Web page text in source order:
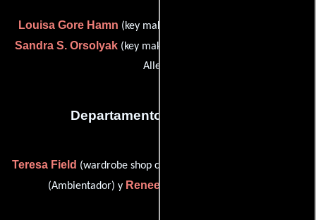
Louisa Gore Hamn (key makeup artist (as Louisa Hamn)) y
Sandra S. Orsolyak (key makeup artist (as Sandra Orsolyak-
Allen))
Departamento de vestuario
Teresa Field (wardrobe shop coordinator),
(Ambientador) y Renee Raphael